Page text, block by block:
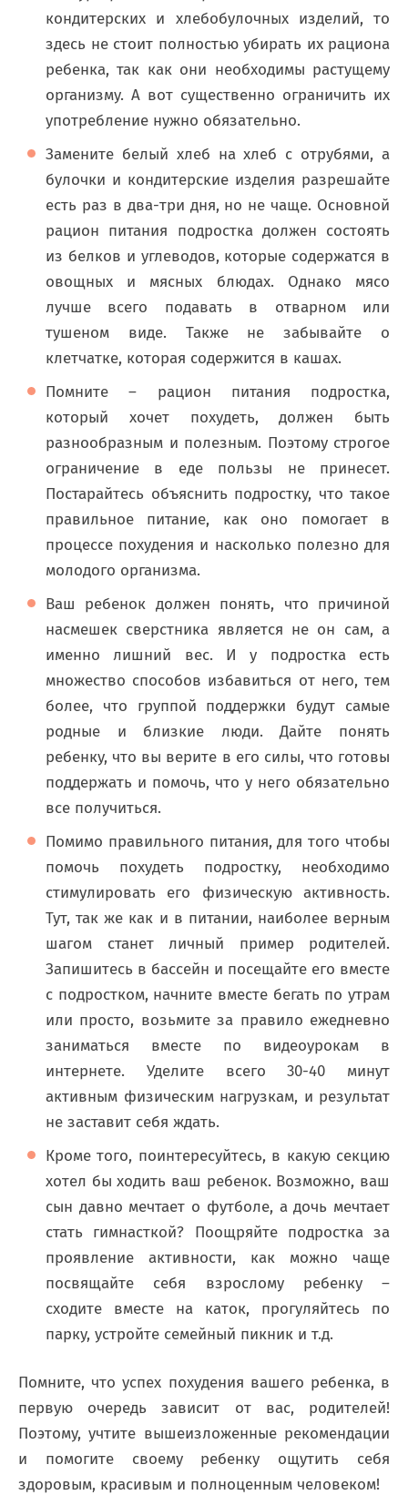
кондитерских и хлебобулочных изделий, то
здесь не стоит полностью убирать их рациона
ребенка, так как они необходимы растущему
организму. А вот существенно ограничить их
употребление нужно обязательно.
Замените белый хлеб на хлеб с отрубями, а
булочки и кондитерские изделия разрешайте
есть раз в два-три дня, но не чаще. Основной
рацион питания подростка должен состоять
из белков и углеводов, которые содержатся в
овощных и мясных блюдах. Однако мясо
лучше всего подавать в отварном или
тушеном виде. Также не забывайте о
клетчатке, которая содержится в кашах.
Помните – рацион питания подростка,
который хочет похудеть, должен быть
разнообразным и полезным. Поэтому строгое
ограничение в еде пользы не принесет.
Постарайтесь объяснить подростку, что такое
правильное питание, как оно помогает в
процессе похудения и насколько полезно для
молодого организма.
Ваш ребенок должен понять, что причиной
насмешек сверстника является не он сам, а
именно лишний вес. И у подростка есть
множество способов избавиться от него, тем
более, что группой поддержки будут самые
родные и близкие люди. Дайте понять
ребенку, что вы верите в его силы, что готовы
поддержать и помочь, что у него обязательно
все получиться.
Помимо правильного питания, для того чтобы
помочь похудеть подростку, необходимо
стимулировать его физическую активность.
Тут, так же как и в питании, наиболее верным
шагом станет личный пример родителей.
Запишитесь в бассейн и посещайте его вместе
с подростком, начните вместе бегать по утрам
или просто, возьмите за правило ежедневно
заниматься вместе по видеоурокам в
интернете. Уделите всего 30-40 минут
активным физическим нагрузкам, и результат
не заставит себя ждать.
Кроме того, поинтересуйтесь, в какую секцию
хотел бы ходить ваш ребенок. Возможно, ваш
сын давно мечтает о футболе, а дочь мечтает
стать гимнасткой? Поощряйте подростка за
проявление активности, как можно чаще
посвящайте себя взрослому ребенку –
сходите вместе на каток, прогуляйтесь по
парку, устройте семейный пикник и т.д.
Помните, что успех похудения вашего ребенка, в
первую очередь зависит от вас, родителей!
Поэтому, учтите вышеизложенные рекомендации
и помогите своему ребенку ощутить себя
здоровым, красивым и полноценным человеком!